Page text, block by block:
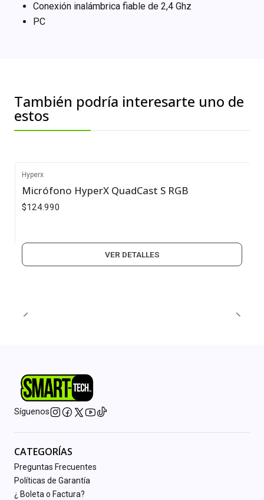
Conexión inalámbrica fiable de 2,4 Ghz
PC
También podría interesarte uno de
estos
Hyperx
Micrófono HyperX QuadCast S RGB
$124.990
VER DETALLES
Síguenos
CATEGORÍAS
Preguntas Frecuentes
Políticas de Garantía
¿ Boleta o Factura?